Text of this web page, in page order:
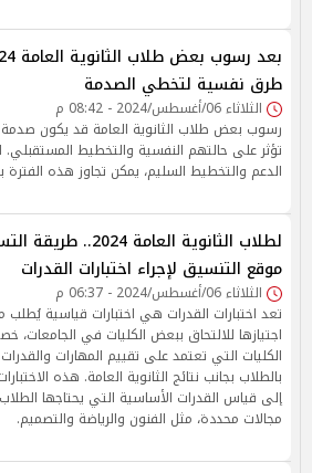
طرق نفسية لتخطي الصدمة
الثلاثاء 06/أغسطس/2024 - 08:42 م
رسوب بعض طلاب الثانوية العامة قد يكون
تؤثر على حالتهم النفسية والتخطيط
الدعم والتخطيط السليم، يمكن تجاوز هذه الفترة
لطلاب الثانوية العامة
موقع التنسيق لإجراء اختبارات القدرات
الثلاثاء 06/أغسطس/2024 - 06:37 م
تعد اختبارات القدرات هي اختبارات قياسية يُطلب
اجتيازها للالتحاق ببعض الكليات في الجامعات،
الكليات التي تعتمد على تقييم المهارات
بالطلاب بجانب نتائج الثانوية العامة. هذه
إلى قياس القدرات الأساسية التي يحتاجها
مجالات محددة، مثل الفنون والرياضة والتصميم.